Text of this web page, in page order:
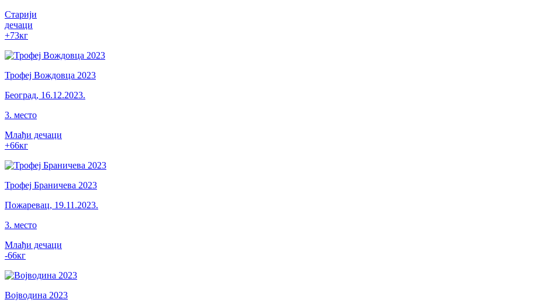
Старији
дечаци
+73кг
Трофеј Вождовца 2023
Београд, 16.12.2023.
3. место
Млађи дечаци
+66кг
Трофеј Браничева 2023
Пожаревац, 19.11.2023.
3. место
Млађи дечаци
-66кг
Војводина 2023